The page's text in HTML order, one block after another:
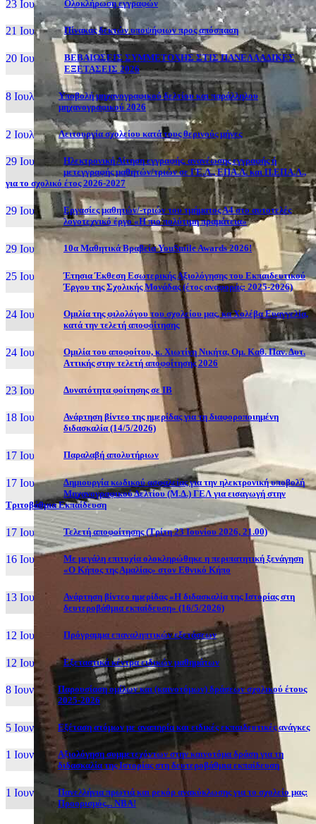
23 Ιουλ, 26 Ολοκλήρωση εγγραφών
21 Ιουλ, 26 Πίνακας δεκτών υποψήφιων προς απόσπαση
20 Ιουλ, 26
ΒΕΒΑΙΩΣΕΙΣ ΣΥΜΜΕΤΟΧΗΣ ΣΤΙΣ ΠΑΝΕΛΛΑΔΙΚΕΣ
ΕΞΕΤΑΣΕΙΣ 2026
8 Ιουλ, 26
Υποβολή μηχανογραφικού δελτίου και παράλληλου
μηχανογραφικού 2026
2 Ιουλ, 26 Λειτουργία σχολείου κατά τους θερινούς μήνες
29 Ιουν, 26
Ηλεκτρονική Αίτηση εγγραφής, ανανέωσης εγγραφής ή
μετεγγραφής μαθητών/τριών σε ΓΕ.Λ., ΕΠΑ.Λ. και Π.ΕΠΑ.Λ.,
για το σχολικό έτος 2026-2027
29 Ιουν, 26
Εργασίες μαθητών/-τριών του τμήματος Α4 στο αυτοτελές
λογοτεχνικό έργο «Η πιο πολύτιμη πραμάτεια»
29 Ιουν, 26 10α Μαθητικά Βραβεία YouSmile Awards 2026!
25 Ιουν, 26
Έτησια Έκθεση Εσωτερικής Αξιολόγησης του Εκπαιδευτικού
Έργου της Σχολικής Μονάδας (έτος αναφοράς: 2025-2026)
24 Ιουν, 26
Ομιλία της φιλολόγου του σχολείου μας, κα Χολέβα Ευαγγελία,
κατά την τελετή αποφοίτησης
24 Ιουν, 26
Ομιλία του αποφοίτου, κ. Χιωτίνη Νικήτα, Ομ. Καθ. Παν. Δυτ.
Αττικής στην τελετή αποφοίτησης 2026
23 Ιουν, 26 Δυνατότητα φοίτησης σε ΙΒ
18 Ιουν, 26
Ανάρτηση βίντεο της ημερίδας για τη διαφοροποιημένη
διδασκαλία (14/5/2026)
17 Ιουν, 26 Παραλαβή απολυτήριων
17 Ιουν, 26
Δημιουργία κωδικού ασφαλείας για την ηλεκτρονική υποβολή
Μηχανογραφικού Δελτίου (Μ.Δ.) ΓΕΛ για εισαγωγή στην
Τριτοβάθμια Εκπαίδευση
17 Ιουν, 26 Τελετή αποφοίτησης (Τρίτη 23 Ιουνίου 2026, 21.00)
16 Ιουν, 26
Με μεγάλη επιτυχία ολοκληρώθηκε η περιπατητική ξενάγηση
«Ο Κήπος της Αμαλίας» στον Εθνικό Κήπο
13 Ιουν, 26
Ανάρτηση βίντεο ημερίδας «Η διδασκαλία της Ιστορίας στη
δευτεροβάθμια εκπαίδευση» (16/5/2026)
12 Ιουν, 26 Πρόγραμμα επαναληπτικών εξετάσεων
12 Ιουν, 26 Εξεταστικά κέντρα ειδικών μαθημάτων
8 Ιουν, 26
Παρουσίαση ομίλων και (καινοτόμων) δράσεων σχολικού έτους
2025-2026
5 Ιουν, 26 Εξέταση ατόμων με αναπηρία και ειδικές εκπαιδευτικές ανάγκες
1 Ιουν, 26
Αξιολόγηση συμμετεχόντων στην καινοτόμα δράση για τη
διδασκαλία της Ιστορίας στη δευτεροβάθμια εκπαίδευση
1 Ιουν, 26
Πανελλήνια πρωτιά και ρεκόρ ανακύκλωσης για το σχολείο μας:
Προορισμός... NBA!